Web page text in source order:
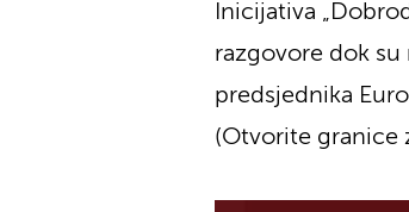
Inicijativa
razgovore dok su
predsjednika
(Otvorite granice